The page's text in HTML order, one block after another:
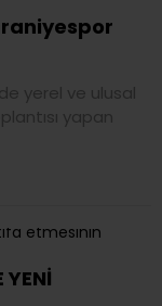
yerel ve ulusal
yapan
YENİ